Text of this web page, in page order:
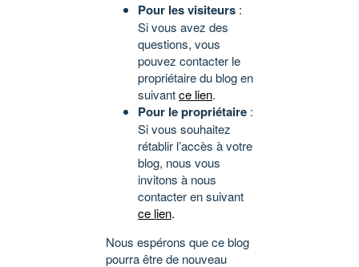
Pour les visiteurs :
Si vous avez des
questions, vous
pouvez contacter le
propriétaire du blog en
suivantce lien.
Pour le propriétaire :
Si vous souhaitez
rétablir l’accès à votre
blog, nous vous
invitons à nous
contacter en suivant
ce lien.
Nous espérons que ce blog
pourra être de nouveau